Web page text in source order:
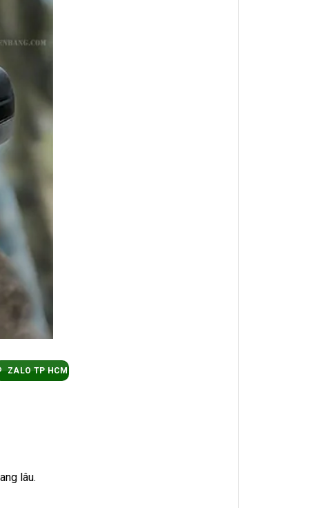
ZALO TP HCM
lâu.